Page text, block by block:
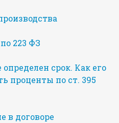
223 ФЗ
срок. Как его
проценты по ст. 395
в договоре